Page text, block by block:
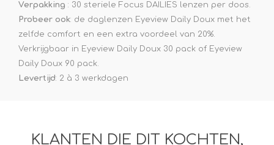
Verpakking : 30 steriele Focus DAILIES lenzen per doos.
Probeer ook: de daglenzen Eyeview Daily Doux met het
zelfde comfort en een extra voordeel van 20%.
Verkrijgbaar in Eyeview Daily Doux 30 pack of Eyeview
Daily Doux 90 pack.
Levertijd: 2 à 3 werkdagen
KLANTEN DIE DIT KOCHTEN,